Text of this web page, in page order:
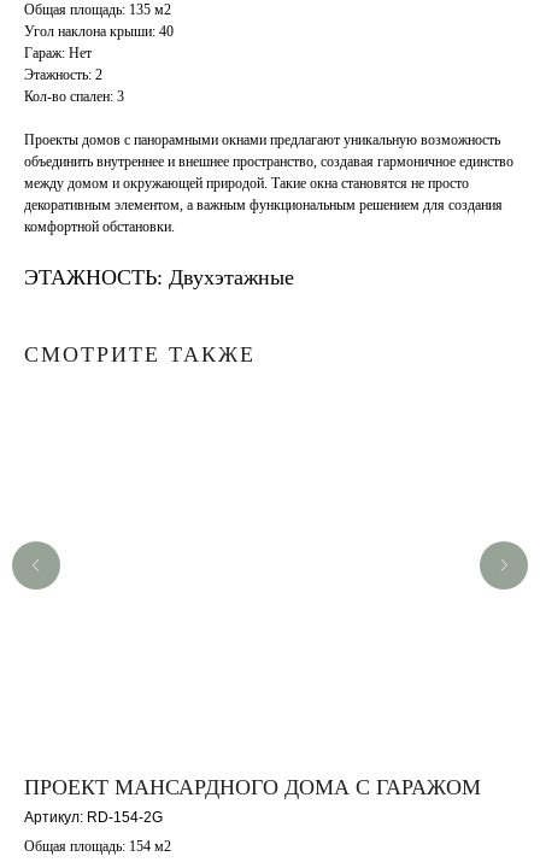
Общая площадь: 135 м2
Угол наклона крыши: 40
Гараж: Нет
Этажность: 2
Кол-во спален: 3
Проекты домов с панорамными окнами предлагают уникальную возможность
объединить внутреннее и внешнее пространство, создавая гармоничное единство
между домом и окружающей природой. Такие окна становятся не просто
декоративным элементом, а важным функциональным решением для создания
комфортной обстановки.
ЭТАЖНОСТЬ: Двухэтажные
СМОТРИТЕ ТАКЖЕ
ПРОЕКТ МАНСАРДНОГО ДОМА С ГАРАЖОМ
Артикул: RD-154-2G
Общая площадь: 154 м2